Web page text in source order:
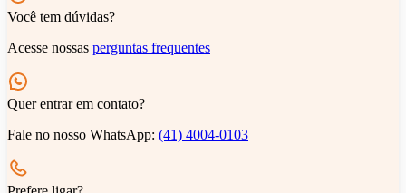
Você tem dúvidas?
Acesse nossas perguntas frequentes
Quer entrar em contato?
Fale no nosso WhatsApp: (41) 4004-0103